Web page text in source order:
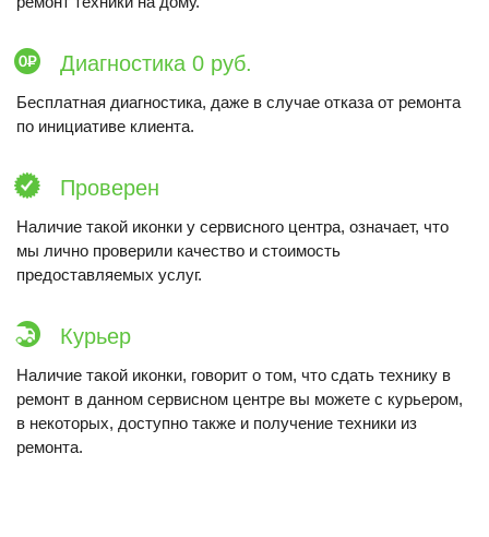
Диагностика 0 руб.
Бесплатная диагностика, даже в случае отказа от ремонта
по инициативе клиента.
Проверен
Наличие такой иконки у сервисного центра, означает, что
мы лично проверили качество и стоимость
предоставляемых услуг.
Курьер
Наличие такой иконки, говорит о том, что сдать технику в
ремонт в данном сервисном центре вы можете с курьером,
в некоторых, доступно также и получение техники из
ремонта.